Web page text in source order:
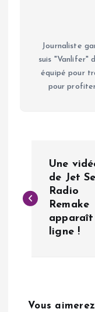
Journaliste
suis "Vanlifer"
équipé pour
pour
v
a
Une
de Jet
Radio
Remake
apparaît
ligne !
Vous